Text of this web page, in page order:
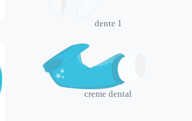
dente 1
creme dental